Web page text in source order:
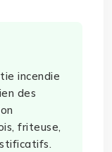
incendie
des
friteuse,